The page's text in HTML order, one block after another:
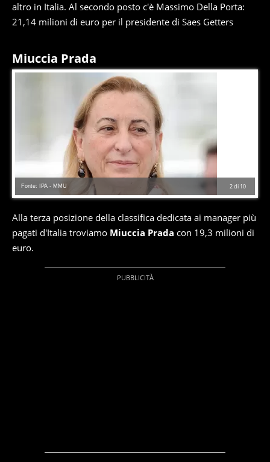
altro in Italia. Al secondo posto c'è Massimo Della Porta:
21,14 milioni di euro per il presidente di Saes Getters
Miuccia Prada
2di 10
Fonte: IPA - MMU
Alla terza posizione della classifica dedicata ai manager più
pagati d'Italia troviamo Miuccia Prada con 19,3 milioni di
euro.